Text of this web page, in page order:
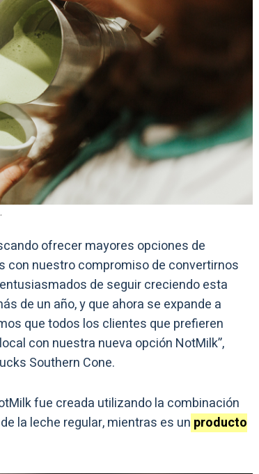
ofrecer mayores opciones de
con nuestro compromiso de convertirnos
de seguir creciendo esta
de un año, y que ahora se expande a
que todos los clientes que prefieren
con nuestra nueva opción NotMilk”,
Southern Cone.
fue creada utilizando la combinación
la leche regular, mientras es un producto